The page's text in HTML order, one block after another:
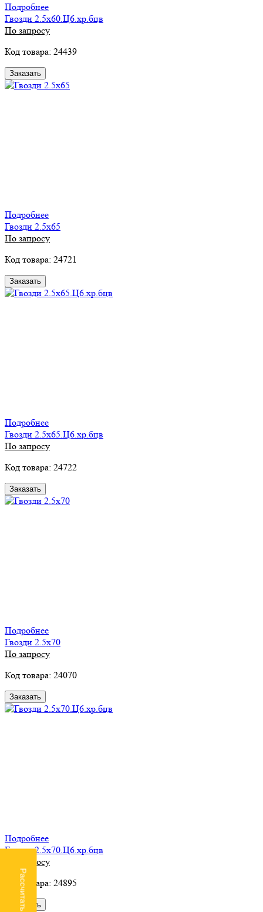
Подробнее
Гвозди 2.5х60.Ц6.хр.бцв
По запросу
Код товара: 24439
Заказать
Подробнее
Гвозди 2.5х65
По запросу
Код товара: 24721
Заказать
Подробнее
Гвозди 2.5х65.Ц6.хр.бцв
По запросу
Код товара: 24722
Заказать
Подробнее
Гвозди 2.5х70
По запросу
Код товара: 24070
Заказать
Подробнее
Гвозди 2.5х70.Ц6.хр.бцв
По запросу
Код товара: 24895
Заказать